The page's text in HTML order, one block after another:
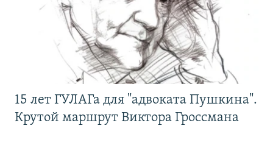
15 лет ГУЛАГа для "адвоката Пушкина".
Крутой маршрут Виктора Гроссмана